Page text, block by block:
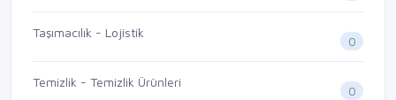
Taşımacılık - Lojistik
0
Temizlik - Temizlik Ürünleri
0